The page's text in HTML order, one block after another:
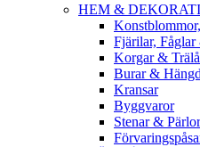
HEM &
Fjärilar,
Korgar &
Burar &
Kransar
Byggvaror
Stenar & Pärlor